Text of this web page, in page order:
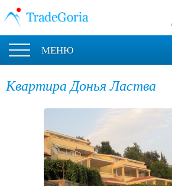
МЕНЮ
Квартира Донья Ластва